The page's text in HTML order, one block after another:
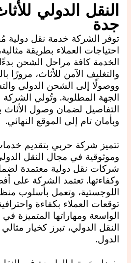
النقل الدولي
جدة
توفر الشركة خدمة نقل دولية
احتياجات العملاء بطريقة
الخدمة كافة مراحل الشحن
والتغليف الآمن للأثاث، مرورًا
ووصولًا إلى الشحن الدولي
الجهة المطلوبة. وتُولي الشركة
التفاصيل لضمان وصول الأثاث
وبأمان تام إلى الموقع النهائي.
تتميز شركة حربي بتقديم
وموثوقية في مجال النقل
شركات نقل دولية معتمدة
وكفاءتها. تعتمد الشركة على
اللوجستية، وتعمل بأسلوب
توقعات العملاء بكفاءة
الواسعة ومهاراتها المتميزة
النقل الدولي، تبرز كخيار
الدول.